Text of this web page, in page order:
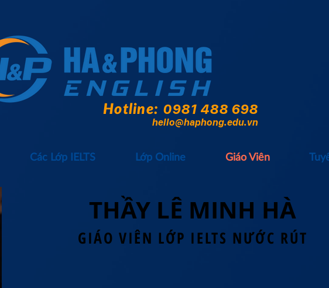
Hotline: 0981 488 698
hello@haphong.edu.vn
Các Lớp IELTS Lớp Online Giáo Viên
THẦY LÊ MINH HÀ
GIÁO VIÊN LỚP IELTS NƯỚC RÚT